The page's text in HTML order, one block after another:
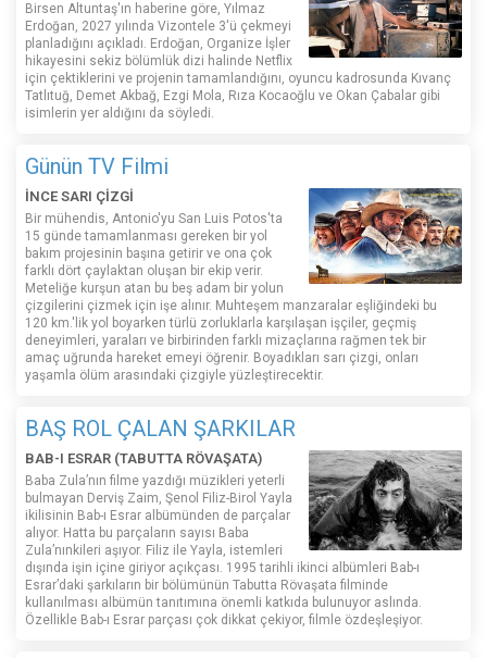
Birsen Altuntaş'ın haberine göre, Yılmaz
Erdoğan, 2027 yılında Vizontele 3'ü çekmeyi
planladığını açıkladı. Erdoğan, Organize İşler
hikayesini sekiz bölümlük dizi halinde Netflix
için çektiklerini ve projenin tamamlandığını, oyuncu kadrosunda Kıvanç
Tatlıtuğ, Demet Akbağ, Ezgi Mola, Rıza Kocaoğlu ve Okan Çabalar gibi
isimlerin yer aldığını da söyledi.
Günün TV Filmi
İNCE SARI ÇİZGİ
Bir mühendis, Antonio'yu San Luis Potos'ta
15 günde tamamlanması gereken bir yol
bakım projesinin başına getirir ve ona çok
farklı dört çaylaktan oluşan bir ekip verir.
Meteliğe kurşun atan bu beş adam bir yolun
çizgilerini çizmek için işe alınır. Muhteşem manzaralar eşliğindeki bu
120 km.'lik yol boyarken türlü zorluklarla karşılaşan işçiler, geçmiş
deneyimleri, yaraları ve birbirinden farklı mizaçlarına rağmen tek bir
amaç uğrunda hareket emeyi öğrenir. Boyadıkları sarı çizgi, onları
yaşamla ölüm arasındaki çizgiyle yüzleştirecektir.
BAŞ ROL ÇALAN ŞARKILAR
BAB-I ESRAR (TABUTTA RÖVAŞATA)
Baba Zula’nın filme yazdığı müzikleri yeterli
bulmayan Derviş Zaim, Şenol Filiz-Birol Yayla
ikilisinin Bab-ı Esrar albümünden de parçalar
alıyor. Hatta bu parçaların sayısı Baba
Zula’nınkileri aşıyor. Filiz ile Yayla, istemleri
dışında işin içine giriyor açıkçası. 1995 tarihli ikinci albümleri Bab-ı
Esrar’daki şarkıların bir bölümünün Tabutta Rövaşata filminde
kullanılması albümün tanıtımına önemli katkıda bulunuyor aslında.
Özellikle Bab-ı Esrar parçası çok dikkat çekiyor, filmle özdeşleşiyor.